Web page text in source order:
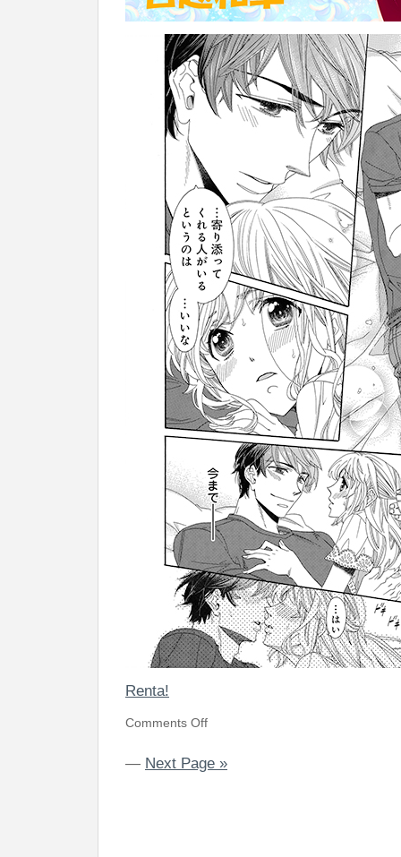
Renta!
Comments Off
— Next Page »